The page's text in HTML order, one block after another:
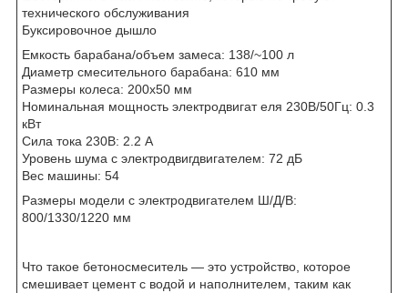
технического обслуживания
Буксировочное дышло
Емкость барабана/объем замеса: 138/~100 л
Диаметр смесительного барабана: 610 мм
Размеры колеса: 200x50 мм
Номинальная мощность электродвигат еля 230В/50Гц: 0.3
кВт
Сила тока 230В: 2.2 А
Уровень шума с электродвигдвигателем: 72 дБ
Вес машины: 54
Размеры модели с электродвигателем Ш/Д/В:
800/1330/1220 мм
Что такое бетоносмеситель — это устройство, которое
смешивает цемент с водой и наполнителем, таким как